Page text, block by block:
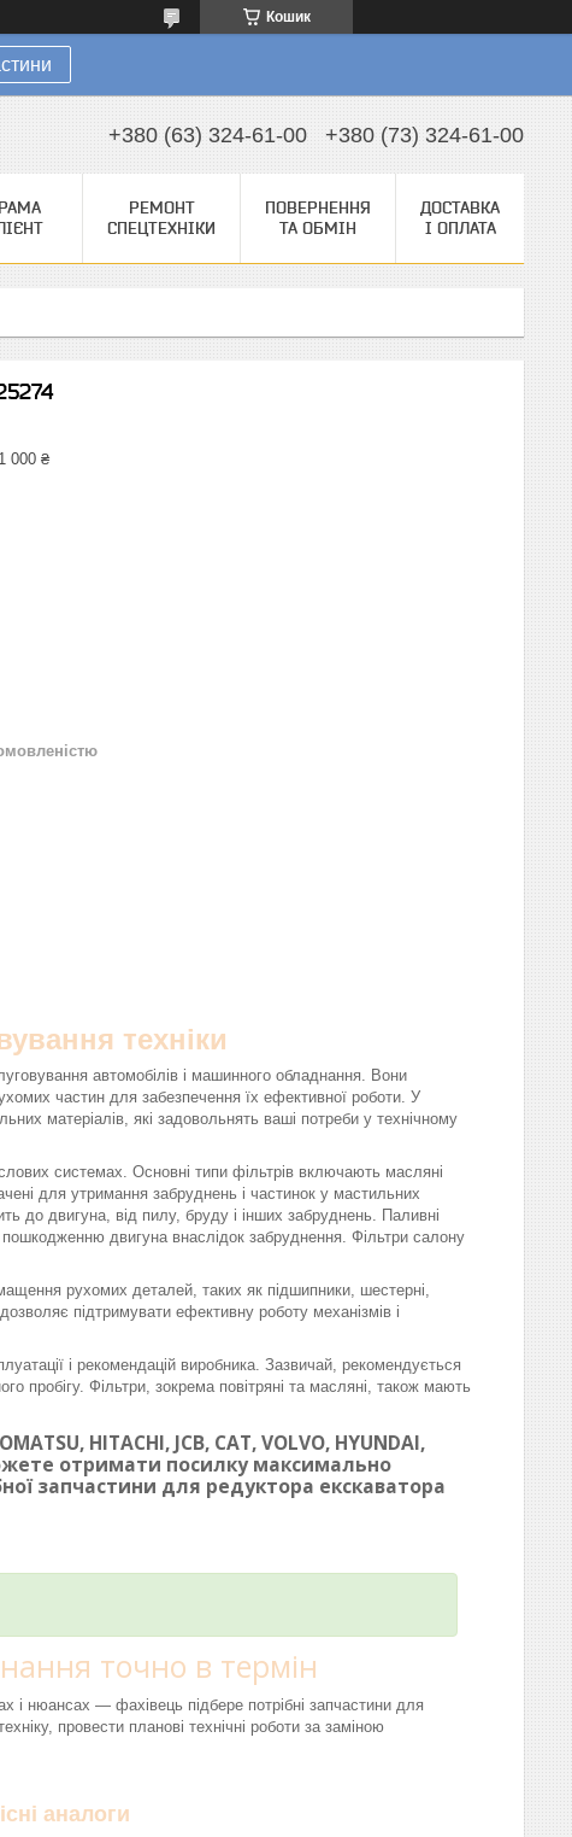
Кошик
+380 (63) 324-61-00 +380 (73) 324-61-00
РЕМОНТ
СПЕЦТЕХНІКИ
ПОВЕРНЕННЯ
ТА ОБМІН
ДОСТАВКА
І ОПЛАТА
000 ₴
техніки
автомобілів і машинного обладнання. Вони
частин для забезпечення їх ефективної роботи. У
матеріалів, які задовольнять ваші потреби у технічному
системах. Основні типи фільтрів включають масляні
для утримання забруднень і частинок у мастильних
до двигуна, від пилу, бруду і інших забруднень. Паливні
двигуна внаслідок забруднення. Фільтри салону
рухомих деталей, таких як підшипники, шестерні,
підтримувати ефективну роботу механізмів і
і рекомендацій виробника. Зазвичай, рекомендується
пробігу. Фільтри, зокрема повітряні та масляні, також мають
HITACHI, JCB, CAT, VOLVO, HYUNDAI,
отримати посилку максимально
запчастини для редуктора екскаватора
точно в термін
і нюансах — фахівець підбере потрібні запчастини для
провести планові технічні роботи за заміною
аналоги